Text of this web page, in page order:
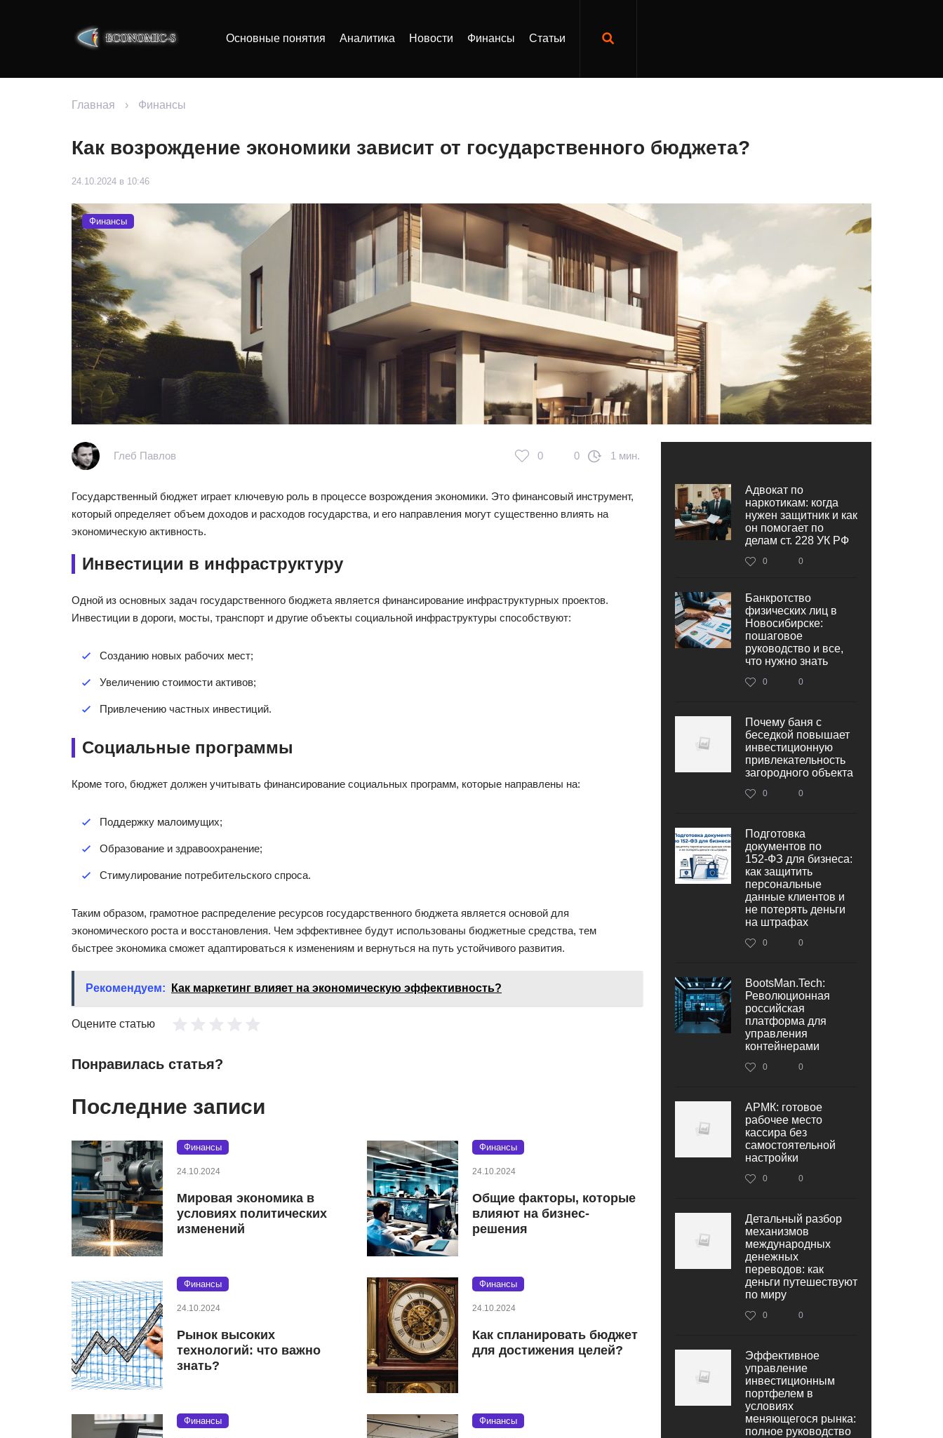
Основные понятия Аналитика Новости Финансы Статьи
Главная › Финансы
Как возрождение экономики зависит от государственного бюджета?
24.10.2024 в 10:46
Финансы
Глеб Павлов 0 0 1 мин.
Государственный бюджет играет ключевую роль в процессе возрождения экономики. Это финансовый инструмент,
который определяет объем доходов и расходов государства, и его направления могут существенно влиять на
экономическую активность.
Инвестиции в инфраструктуру
Одной из основных задач государственного бюджета является финансирование инфраструктурных проектов.
Инвестиции в дороги, мосты, транспорт и другие объекты социальной инфраструктуры способствуют:
Созданию новых рабочих мест;
Увеличению стоимости активов;
Привлечению частных инвестиций.
Социальные программы
Кроме того, бюджет должен учитывать финансирование социальных программ, которые направлены на:
Поддержку малоимущих;
Образование и здравоохранение;
Стимулирование потребительского спроса.
Таким образом, грамотное распределение ресурсов государственного бюджета является основой для
экономического роста и восстановления. Чем эффективнее будут использованы бюджетные средства, тем
быстрее экономика сможет адаптироваться к изменениям и вернуться на путь устойчивого развития.
Рекомендуем: Как маркетинг влияет на экономическую эффективность?
Оцените статью
Понравилась статья?
Последние записи
Финансы
24.10.2024
Мировая экономика в
условиях политических
изменений
Финансы
24.10.2024
Общие факторы, которые
влияют на бизнес-
решения
Финансы
24.10.2024
Рынок высоких
технологий: что важно
знать?
Финансы
24.10.2024
Как спланировать бюджет
для достижения целей?
Финансы Финансы
Адвокат по
наркотикам: когда
нужен защитник и как
он помогает по
делам ст. 228 УК РФ
0 0
Банкротство
физических лиц в
Новосибирске:
пошаговое
руководство и все,
что нужно знать
0 0
Почему баня с
беседкой повышает
инвестиционную
привлекательность
загородного объекта
0 0
Подготовка
документов по
152‑ФЗ для бизнеса:
как защитить
персональные
данные клиентов и
не потерять деньги
на штрафах
0 0
BootsMan.Tech:
Революционная
российская
платформа для
управления
контейнерами
0 0
АРМК: готовое
рабочее место
кассира без
самостоятельной
настройки
0 0
Детальный разбор
механизмов
международных
денежных
переводов: как
деньги путешествуют
по миру
0 0
Эффективное
управление
инвестиционным
портфелем в
условиях
меняющегося рынка:
полное руководство